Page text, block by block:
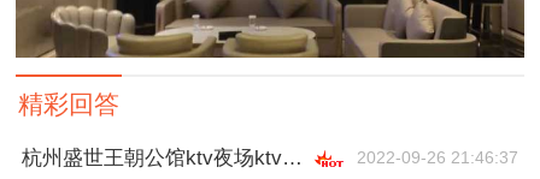
精彩回答
杭州盛世王朝公馆ktv夜场ktv小费招聘,不限身高 2022-09-26 21:46:37